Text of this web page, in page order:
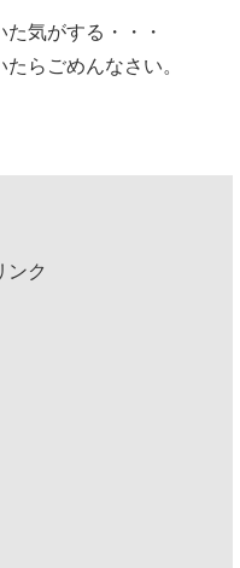
気がする・・・
らごめんなさい。
ンク